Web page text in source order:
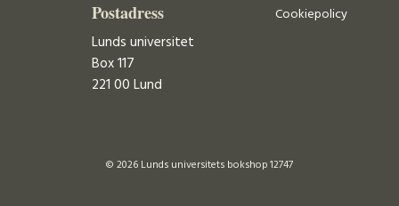
Postadress
Lunds universitet
Box 117
221 00 Lund
Cookiepolicy
© 2026 Lunds universitets bokshop 12747